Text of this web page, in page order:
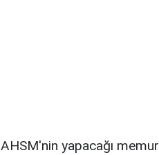
AHSM'nin yapacağı memur